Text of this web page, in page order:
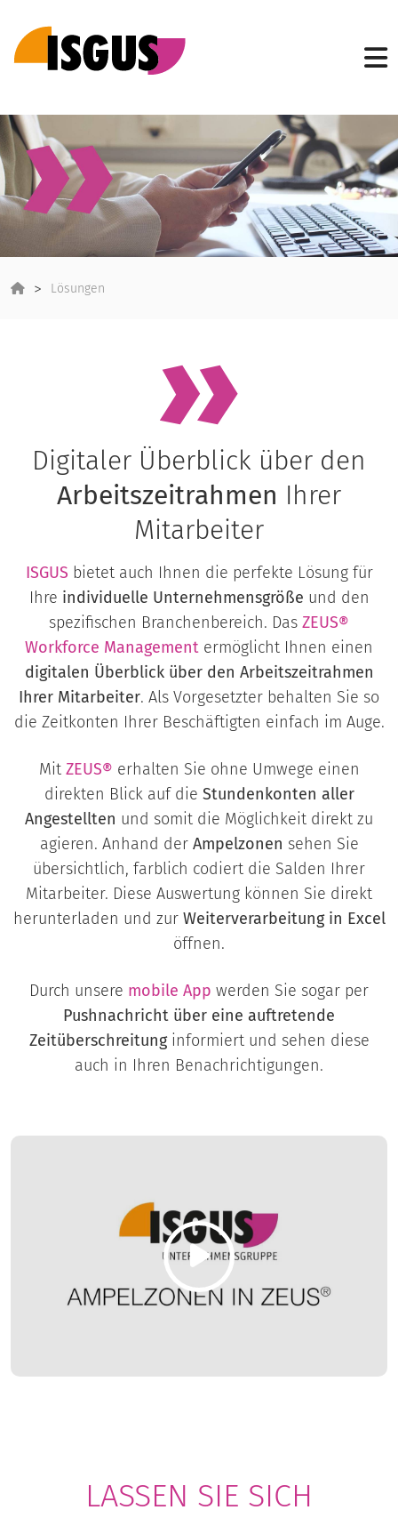
Lösungen
Digitaler Überblick über den
Arbeitszeitrahmen Ihrer
Mitarbeiter
ISGUS bietet auch Ihnen die perfekte Lösung für
Ihre individuelle Unternehmensgröße und den
spezifischen Branchenbereich. Das ZEUS®
Workforce Management ermöglicht Ihnen einen
digitalen Überblick über den Arbeitszeitrahmen
Ihrer Mitarbeiter. Als Vorgesetzter behalten Sie so
die Zeitkonten Ihrer Beschäftigten einfach im Auge.
Mit ZEUS® erhalten Sie ohne Umwege einen
direkten Blick auf die Stundenkonten aller
Angestellten und somit die Möglichkeit direkt zu
agieren. Anhand der Ampelzonen sehen Sie
übersichtlich, farblich codiert die Salden Ihrer
Mitarbeiter. Diese Auswertung können Sie direkt
herunterladen und zur Weiterverarbeitung in Excel
öffnen.
Durch unsere mobile App werden Sie sogar per
Pushnachricht über eine auftretende
Zeitüberschreitunginformiert und sehen diese
auch in Ihren Benachrichtigungen.
LASSEN SIE SICH